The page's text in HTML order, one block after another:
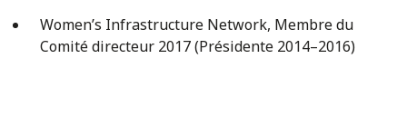
Women’s Infrastructure Network, Membre du
Comité directeur 2017 (Présidente 2014–2016)